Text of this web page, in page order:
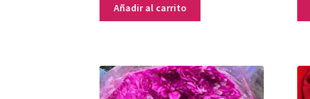
Añadir al carrito